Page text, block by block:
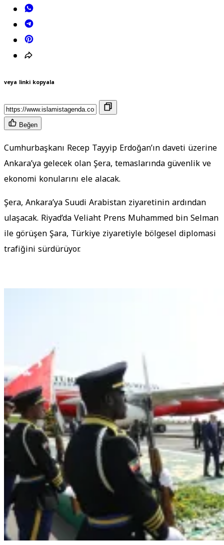
veya linki kopyala
Beğen
Cumhurbaşkanı Recep Tayyip Erdoğan’ın daveti üzerine
Ankara’ya gelecek olan Şera, temaslarında güvenlik ve
ekonomi konularını ele alacak.
Şera, Ankara’ya Suudi Arabistan ziyaretinin ardından
ulaşacak. Riyad’da Veliaht Prens Muhammed bin Selman
ile görüşen Şara, Türkiye ziyaretiyle bölgesel diplomasi
trafiğini sürdürüyor.